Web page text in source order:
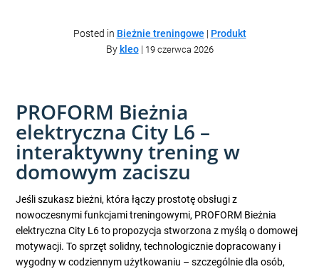
Posted in Bieżnie treningowe | Produkt
By kleo| 19 czerwca 2026
PROFORM Bieżnia
elektryczna City L6 –
interaktywny trening w
domowym zaciszu
Jeśli szukasz bieżni, która łączy prostotę obsługi z
nowoczesnymi funkcjami treningowymi, PROFORM Bieżnia
elektryczna City L6 to propozycja stworzona z myślą o domowej
motywacji. To sprzęt solidny, technologicznie dopracowany i
wygodny w codziennym użytkowaniu – szczególnie dla osób,